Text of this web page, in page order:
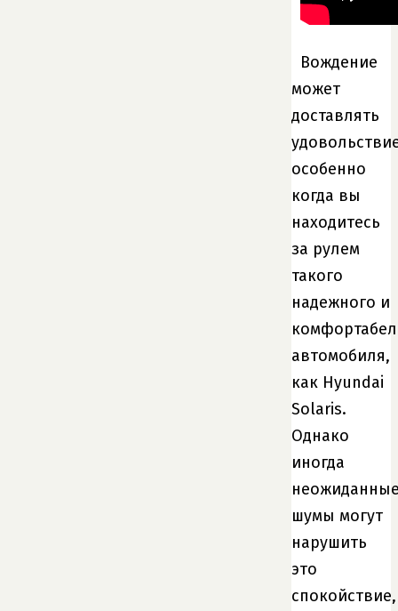
Вождение
может
доставлять
особенно
когда вы
находитесь
за рулем
такого
надежного и
автомобиля,
как Hyundai
Solaris.
Однако
иногда
шумы могут
нарушить
это
спокойствие,